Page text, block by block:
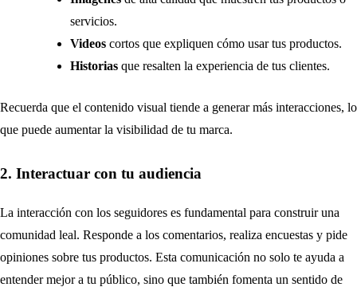
servicios.
Videos cortos que expliquen cómo usar tus productos.
Historias que resalten la experiencia de tus clientes.
Recuerda que el contenido visual tiende a generar más interacciones, lo
que puede aumentar la visibilidad de tu marca.
2. Interactuar con tu audiencia
La interacción con los seguidores es fundamental para construir una
comunidad leal. Responde a los comentarios, realiza encuestas y pide
opiniones sobre tus productos. Esta comunicación no solo te ayuda a
entender mejor a tu público, sino que también fomenta un sentido de